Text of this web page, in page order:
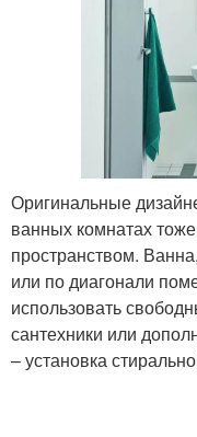
Оригинальные
ванных комнатах
пространством.
или по диагонали
использовать
сантехники или
– установка